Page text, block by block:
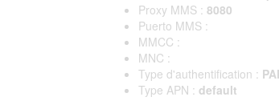
Proxy MMS : 8080
Puerto MMS :
MMCC :
MNC :
Type d'authentification :
Type APN : default